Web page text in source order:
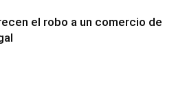
el robo a un comercio de